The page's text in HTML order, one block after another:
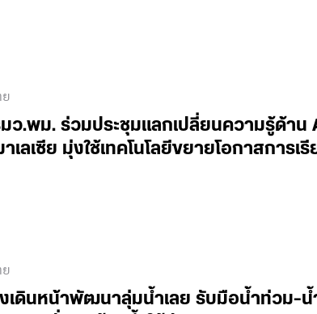
ว.พม. ร่วมประชุมแลกเปลี่ยนความรู้ด้าน
ลเซีย มุ่งใช้เทคโนโลยีขยายโอกาสการเรี
งเดินหน้าพัฒนาลุ่มน้ำเลย รับมือน้ำท่วม-น้